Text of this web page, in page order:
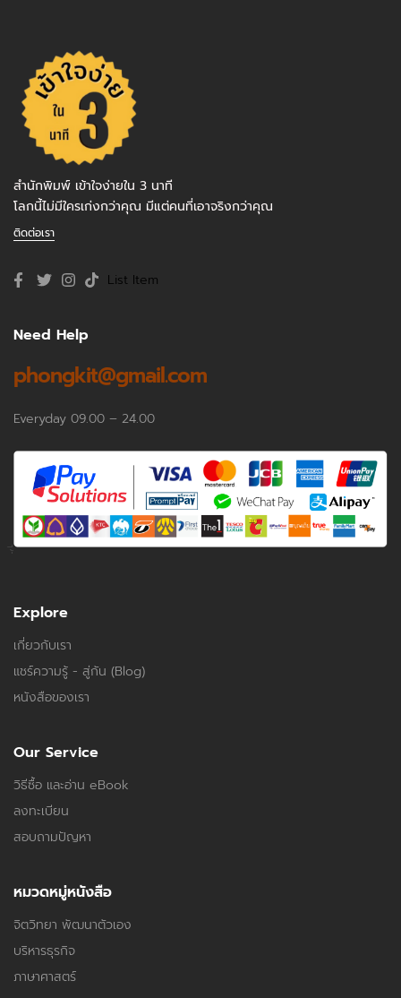
สำนักพิมพ์ เข้าใจง่ายใน 3 นาที
โลกนี้ไม่มีใครเก่งกว่าคุณ มีแต่คนที่เอาจริงกว่าคุณ
ติดต่อเรา
List Item
Need Help
phongkit@gmail.com
Everyday 09.00 – 24.00
Explore
เกี่ยวกับเรา
แชร์ความรู้ - สู่กัน (Blog)
หนังสือของเรา
Our Service
วิธีซื้อ และอ่าน eBook
ลงทะเบียน
สอบถามปัญหา
หมวดหมู่หนังสือ
จิตวิทยา พัฒนาตัวเอง
บริหารธุรกิจ
ภาษาศาสตร์